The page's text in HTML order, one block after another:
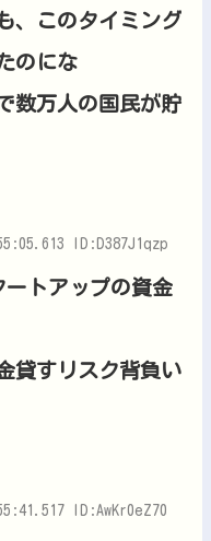
、このタイミング
のにな
数万人の国民が貯
ID:D387J1qzp
ートアップの資金
貸すリスク背負い
ID:AwKr0eZ70